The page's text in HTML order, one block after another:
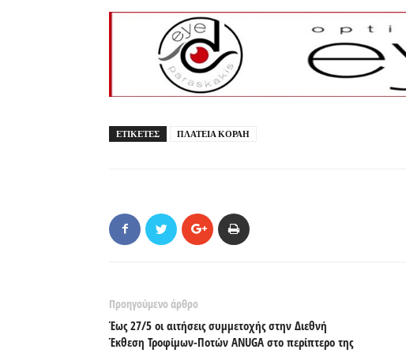
ΕΤΙΚΕΤΕΣ ΠΛΑΤΕΙΑ ΚΟΡΑΗ
Προηγούμενο άρθρο
Έως 27/5 οι αιτήσεις συμμετοχής στην Διεθνή
Έκθεση Τροφίμων-Ποτών ANUGA στο περίπτερο της